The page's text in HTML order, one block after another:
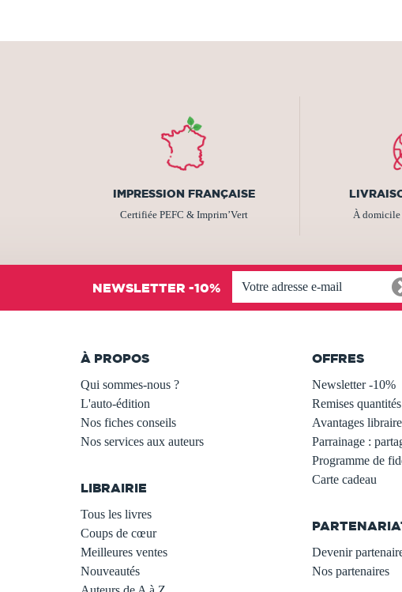
IMPRESSION FRANÇAISE
Certifiée PEFC & Imprim’Vert À domicile
NEWSLETTER -10%
À PROPOS
Qui sommes-nous ?
L'auto-édition
Nos fiches conseils
Nos services aux auteurs
LIBRAIRIE
Tous les livres
Coups de cœur
Meilleures ventes
Nouveautés
OFFRES
Newsletter -10%
Remises
Avantages
Parrainage :
Programme de
Carte cadeau
Devenir
Nos partenaires